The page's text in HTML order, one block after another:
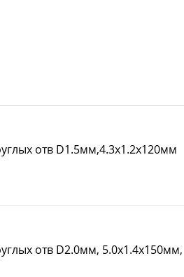
отв D1.5мм,4.3х1.2х120мм
отв D2.0мм, 5.0х1.4х150мм,